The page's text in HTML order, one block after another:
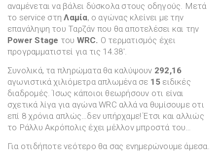
αναμένεται να βάλει δύσκολα στους οδηγούς. Μετά
το service στηΛαμία, ο αγώνας κλείνει με την
επανάληψη του Ταρζάν που θα αποτελέσει και την
Power Stage του WRC. Ο τερματισμός έχει
προγραμματιστεί για τις 14.38′.
Συνολικά, τα πληρώματα θα καλύψουν 292,16
αγωνιστικά χιλιόμετρα απλωμένα σε 15 ειδικές
διαδρομές. Ίσως κάποιοι θεωρήσουν οτι είναι
σχετικά λίγα για αγώνα WRC αλλά να θυμίσουμε οτι
επί 8 χρόνια απλώς…δεν υπήρχαμε! Έτσι και αλλιώς
το Ράλλυ Ακρόπολις έχει μέλλον μπροστά του…
Για οτιδήποτε νεότερο θα σας ενημερώνουμε άμεσα.